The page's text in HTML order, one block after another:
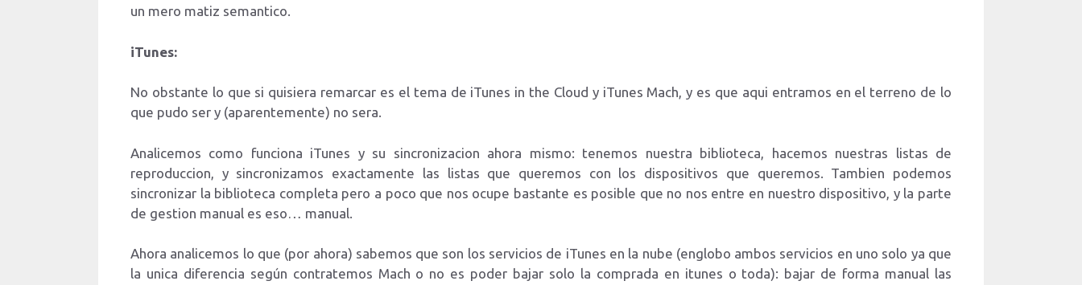
un mero matiz semantico.
iTunes:
No obstante lo que si quisiera remarcar es el tema de iTunes in the Cloud y iTunes Mach, y es que aqui entramos en el terreno de lo
que pudo ser y (aparentemente) no sera.
Analicemos como funciona iTunes y su sincronizacion ahora mismo: tenemos nuestra biblioteca, hacemos nuestras listas de
reproduccion, y sincronizamos exactamente las listas que queremos con los dispositivos que queremos. Tambien podemos
sincronizar la biblioteca completa pero a poco que nos ocupe bastante es posible que no nos entre en nuestro dispositivo, y la parte
de gestion manual es eso… manual.
Ahora analicemos lo que (por ahora) sabemos que son los servicios de iTunes en la nube (englobo ambos servicios en uno solo ya que
la unica diferencia según contratemos Mach o no es poder bajar solo la comprada en itunes o toda): bajar de forma manual las